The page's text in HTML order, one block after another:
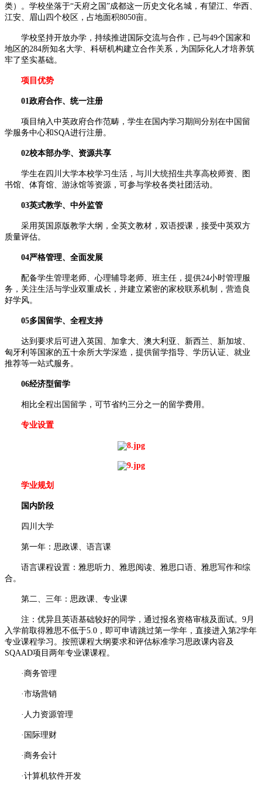
类）。学校坐落于“天府之国”成都这一历史文化名城，有望江、华西、
江安、眉山四个校区，占地面积8050亩。
学校坚持开放办学，持续推进国际交流与合作，已与49个国家和
地区的284所知名大学、科研机构建立合作关系，为国际化人才培养筑
牢了坚实基础。
项目优势
01政府合作、统一注册
项目纳入中英政府合作范畴，学生在国内学习期间分别在中国留
学服务中心和SQA进行注册。
02校本部办学、资源共享
学生在四川大学本校学习生活，与川大统招生共享高校师资、图
书馆、体育馆、游泳馆等资源，可参与学校各类社团活动。
03英式教学、中外监管
采用英国原版教学大纲，全英文教材，双语授课，接受中英双方
质量评估。
04严格管理、全面发展
配备学生管理老师、心理辅导老师、班主任，提供24小时管理服
务，关注生活与学业双重成长，并建立紧密的家校联系机制，营造良
好学风。
05多国留学、全程支持
达到要求后可进入英国、加拿大、澳大利亚、新西兰、新加坡、
匈牙利等国家的五十余所大学深造，提供留学指导、学历认证、就业
推荐等一站式服务。
06经济型留学
相比全程出国留学，可节省约三分之一的留学费用。
专业设置
学业规划
国内阶段
四川大学
第一年：思政课、语言课
语言课程设置：雅思听力、雅思阅读、雅思口语、雅思写作和综
合。
第二、三年：思政课、专业课
注：优异且英语基础较好的同学，通过报名资格审核及面试。9月
入学前取得雅思不低于5.0，即可申请跳过第一学年，直接进入第2学年
专业课程学习。按照课程大纲要求和评估标准学习思政课内容及
SQAAD项目两年专业课课程。
·商务管理
·市场营销
·人力资源管理
·国际理财
·商务会计
·计算机软件开发